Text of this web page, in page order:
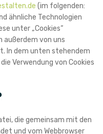
(im folgenden:
ähnliche Technologien
unter „Cookies“
außerdem von uns
In dem unten stehendem
Verwendung von Cookies
die gemeinsam mit den
und vom Webbrowser